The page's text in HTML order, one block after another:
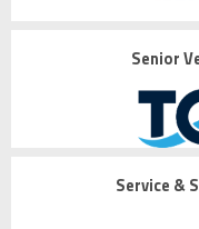
Senior
Service &